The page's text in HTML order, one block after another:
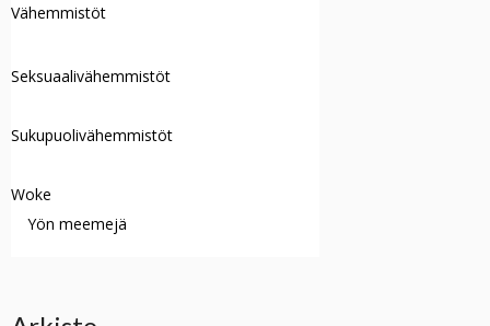
Vähemmistöt
Seksuaalivähemmistöt
Sukupuolivähemmistöt
Woke
Yön meemejä